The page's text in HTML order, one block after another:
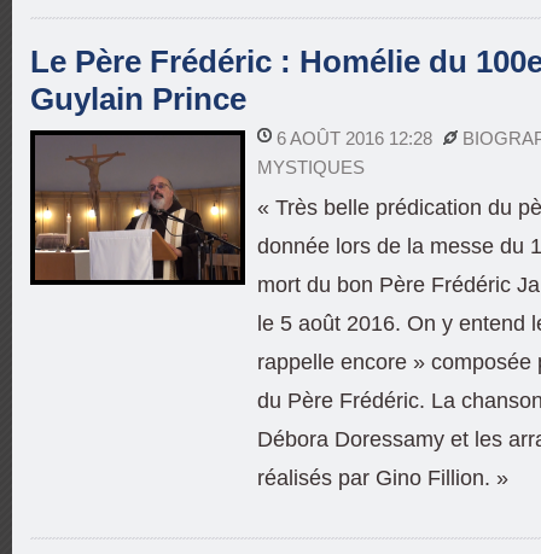
Le Père Frédéric : Homélie du
Guylain Prince
6 AOÛT 2016 12:28
MYSTIQUES
« Très belle prédication du
donnée lors de la messe du
mort du bon Père Frédéric
le 5 août 2016. On y entend
rappelle encore » composée
du Père Frédéric. La
Débora Doressamy et les
réalisés par Gino Fillion. »